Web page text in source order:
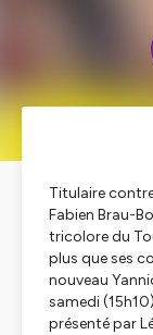
Titulaire
Fabien Brau-
tricolore du
plus que ses
nouveau
samedi
présenté par